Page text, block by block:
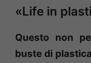
«Life in
Questo non
buste di